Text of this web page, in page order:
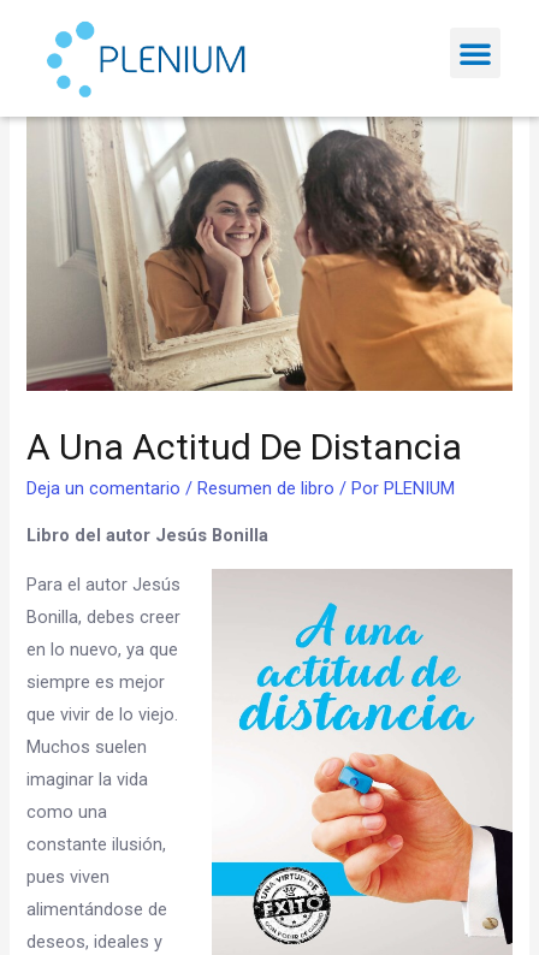
A Una Actitud De Distancia
Deja un comentario /Resumen de libro / PorPLENIUM
Libro del autor Jesús Bonilla
Para el autor Jesús
Bonilla, debes creer
en lo nuevo, ya que
siempre es mejor
que vivir de lo viejo.
Muchos suelen
imaginar la vida
como una
constante ilusión,
pues viven
alimentándose de
deseos, ideales y